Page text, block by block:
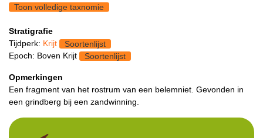
Toon volledige taxnomie
Stratigrafie
Tijdperk: Krijt
Soortenlijst
Epoch: Boven Krijt
Soortenlijst
Opmerkingen
Een fragment van het rostrum van een belemniet. Gevonden in
een grindberg bij een zandwinning.